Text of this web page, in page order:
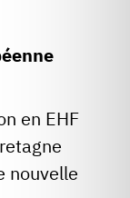
en EHF
nouvelle